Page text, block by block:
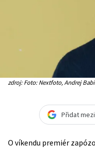
zdroj: Foto: Nextfoto, Andrej
Přidat
O víkendu premiér